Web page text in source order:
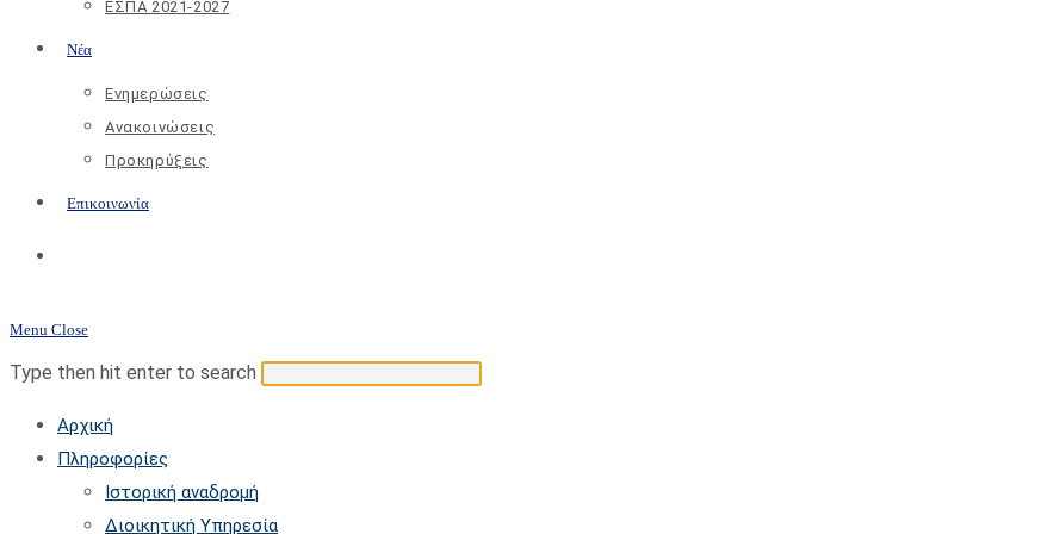
ΕΣΠΑ 2021-2027
Νέα
Ενημερώσεις
Ανακοινώσεις
Προκηρύξεις
Επικοινωνία
search
Menu Close
Search
website
Type then hit enter to search
Press
Αρχική
Πληροφορίες
Ιστορική αναδρομή
Διοικητική Υπηρεσία